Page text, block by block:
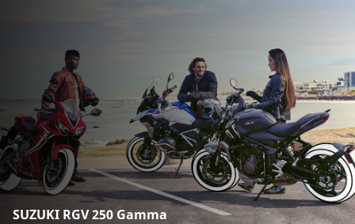
SUZUKI RGV 250 Gamma